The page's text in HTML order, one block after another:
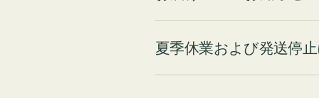
夏季休業および発送停